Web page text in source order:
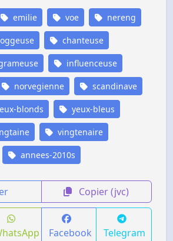
emilie voe nereng
chanteuse
influenceuse
norvegienne scandinave
blonds yeux-bleus
vingtenaire
annees-2010s
Copier (jvc)
Facebook Telegram